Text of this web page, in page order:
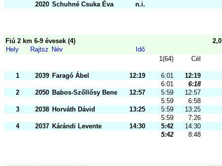
2020 Schuhné Csuka Éva n.i.
Fiú 2 km 6-9 évesek (4)
Hely
Rajtsz Név
Idő
1(64)
Cél
1 2039 Faragó Ábel 12:19 6:01
12:19
6:01
6:18
2
2050 Babos-Szőllősy Benett 12:57 5:59
12:57
5:59
6:58
3
2038 Horváth Dávid 13:25 5:59
13:25
5:59
7:26
4
2037 Kárándi Levente 14:30 5:42
14:30
5:42
8:48